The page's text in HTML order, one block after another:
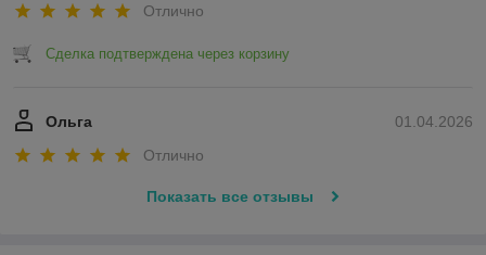
Отлично
Сделка подтверждена через корзину
01.04.2026
Ольга
Отлично
Показать все отзывы